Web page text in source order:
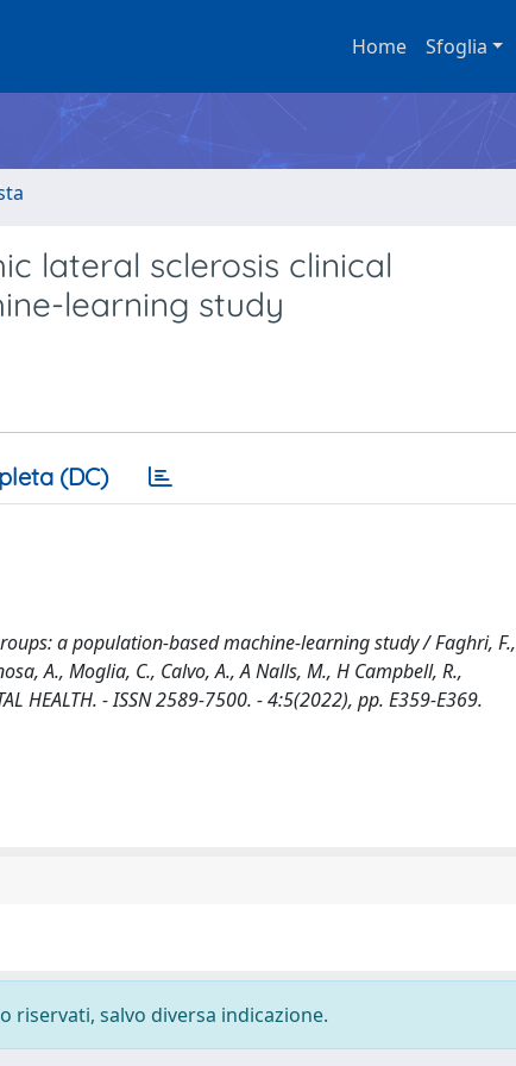
Home Sfoglia
lateral sclerosis clinical
learning study
(DC)
a population-based machine-learning study / Faghri, F.,
A., Moglia, C., Calvo, A., A Nalls, M., H Campbell, R.,
HEALTH. - ISSN 2589-7500. - 4:5(2022), pp. E359-E369.
salvo diversa indicazione.